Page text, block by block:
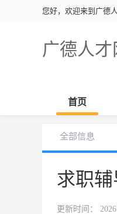
您好，欢迎来到广德人
广德人才
首页
全部信息
求职
更新时间：